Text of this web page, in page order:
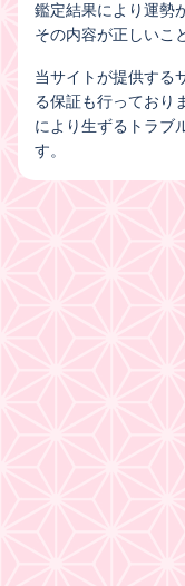
鑑定結果により運勢
その内容が正しいこ
当サイトが提供する
る保証も行っており
により生ずるトラブ
す。